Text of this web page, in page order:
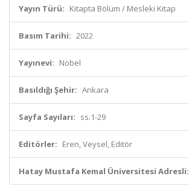
Yayın Türü: Kitapta Bölüm / Mesleki Kitap
Basım Tarihi: 2022
Yayınevi: Nobel
Basıldığı Şehir: Ankara
Sayfa Sayıları: ss.1-29
Editörler: Eren, Veysel, Editör
Hatay Mustafa Kemal Üniversitesi Adresli: